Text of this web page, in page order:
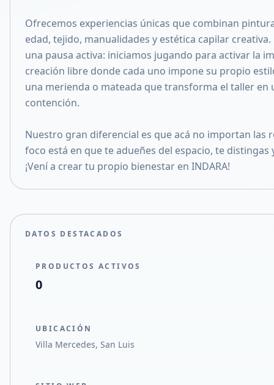
Ofrecemos experiencias únicas que combinan
edad, tejido, manualidades y estética capilar
una pausa activa: iniciamos jugando para activar la
creación libre donde cada uno impone su propio
una merienda o mateada que transforma el taller en
contención.
Nuestro gran diferencial es que acá no importan las
foco está en que te adueñes del espacio, te
¡Vení a crear tu propio bienestar en INDARA!
DATOS DESTACADOS
PRODUCTOS ACTIVOS
0
UBICACIÓN
Villa Mercedes, San Luis